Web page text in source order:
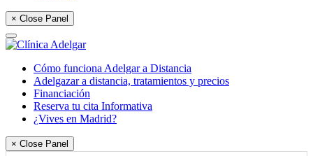
× Close Panel
Cómo funciona Adelgar a Distancia
Adelgazar a distancia, tratamientos y precios
Financiación
Reserva tu cita Informativa
¿Vives en Madrid?
× Close Panel